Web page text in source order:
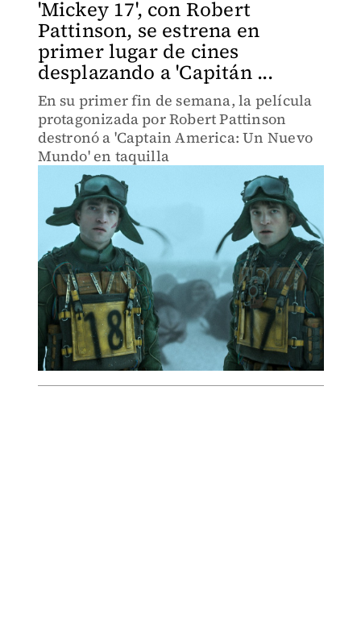
'Mickey 17', con Robert
Pattinson, se estrena en
primer lugar de cines
desplazando a 'Capitán ...
En su primer fin de semana, la película
protagonizada por Robert Pattinson
destronó a 'Captain America: Un Nuevo
Mundo' en taquilla